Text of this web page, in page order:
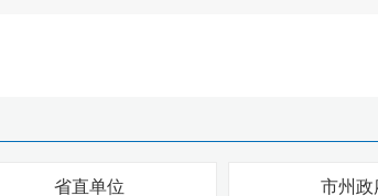
省直单位 市州政